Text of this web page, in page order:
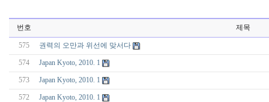
번호 제목
575 권력의 오만과 위선에 맞서다
574 Japan Kyoto, 2010. 1
573 Japan Kyoto, 2010. 1
572 Japan Kyoto, 2010. 1